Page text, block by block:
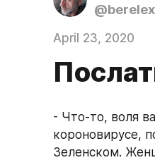
@berelex
April 23, 2020
- Что-то, воля
короновирусе,
Зеленском.